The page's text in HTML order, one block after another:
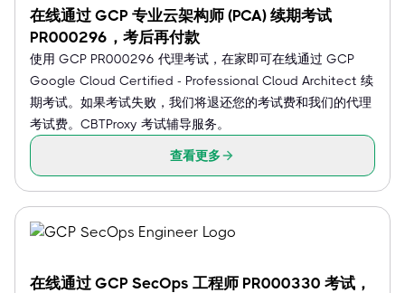
在线通过 GCP 专业云架构师 (PCA) 续期考试
PR000296，考后再付款
使用 GCP PR000296 代理考试，在家即可在线通过 GCP
Google Cloud Certified - Professional Cloud Architect 续
期考试。如果考试失败，我们将退还您的考试费和我们的代理
考试费。CBTProxy 考试辅导服务。
查看更多
在线通过 GCP SecOps 工程师 PR000330 考试，